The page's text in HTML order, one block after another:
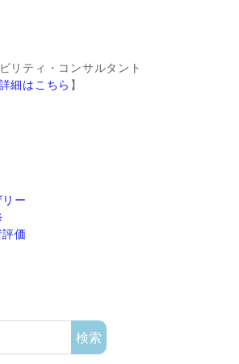
リティ・コンサルタント
細はこちら 】
ー
価
検索